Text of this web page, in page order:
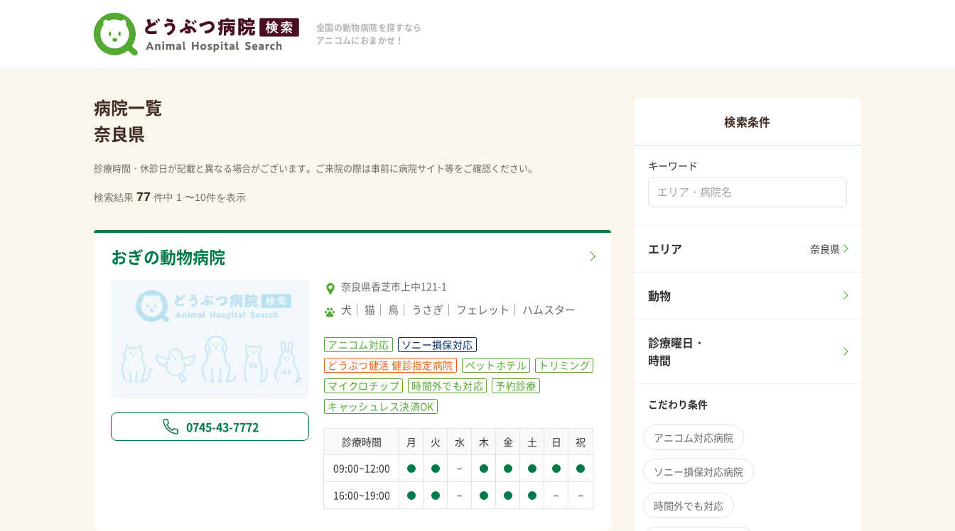
全国の動物病院を探すなら
アニコムにおまかせ！
病院一覧
奈良県
診療時間・休診日が記載と異なる場合がございます。ご来院の際は事前に病院サイト等をご確認ください。
検索結果 77 件中 1 〜10件を表示
おぎの動物病院
0745-43-7772
奈良県香芝市上中121-1
犬 猫 鳥 うさぎ フェレット ハムスター
アニコム対応
ソニー損保対応
どうぶつ健活 健診指定病院
ペットホテル
トリミング
マイクロチップ
時間外でも対応
予約診療
キャッシュレス決済OK
診療時間 月 火 水 木 金 土 日
祝
09:00~12:00
－
16:00~19:00 － － －
検索条件
キーワード
エリア 奈良県
動物
診療曜日・
時間
こだわり条件
アニコム対応病院
ソニー損保対応病院
時間外でも対応